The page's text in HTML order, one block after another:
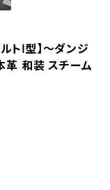
トⅠ型】～ダンジ
革 和装 スチーム